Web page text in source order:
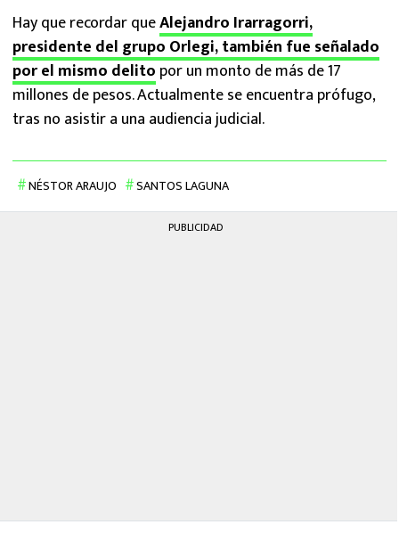
Hay que recordar queAlejandro Irarragorri,
presidente del grupo Orlegi, también fue señalado
por el mismo delito por un monto de más de 17
millones de pesos. Actualmente se encuentra prófugo,
tras no asistir a una audiencia judicial.
NÉSTOR ARAUJO SANTOS LAGUNA
PUBLICIDAD